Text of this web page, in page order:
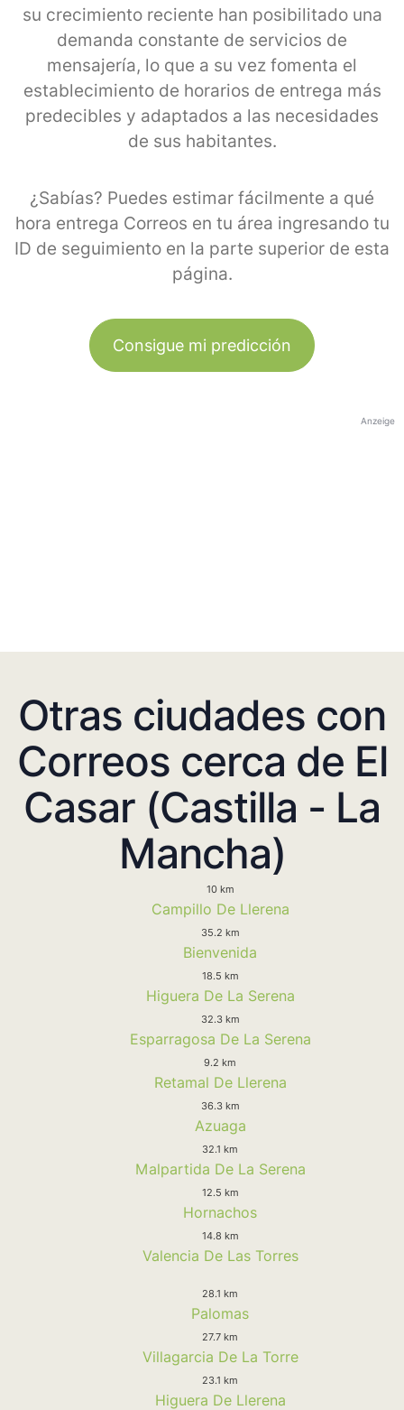
su crecimiento reciente han posibilitado una
demanda constante de servicios de
mensajería, lo que a su vez fomenta el
establecimiento de horarios de entrega más
predecibles y adaptados a las necesidades
de sus habitantes.
¿Sabías? Puedes estimar fácilmente a qué
hora entrega Correos en tu área ingresando tu
ID de seguimiento en la parte superior de esta
página.
Consigue mi predicción
Anzeige
Otras ciudades con
Correos cerca de El
Casar (Castilla - La
Mancha)
10 km
Campillo De Llerena
35.2 km
Bienvenida
18.5 km
Higuera De La Serena
32.3 km
Esparragosa De La Serena
9.2 km
Retamal De Llerena
36.3 km
Azuaga
32.1 km
Malpartida De La Serena
12.5 km
Hornachos
14.8 km
Valencia De Las Torres
28.1 km
Palomas
27.7 km
Villagarcia De La Torre
23.1 km
Higuera De Llerena